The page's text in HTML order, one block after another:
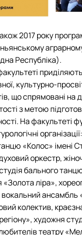
2017 року
аграрному
Республіка).
приділяють
культурно-
що спрямовані на
з метою
На факультеті
«Колос» імені
оркестр,
бального
«Золота ліра»,
вокальний ансамбль
колектив,
художня
театру